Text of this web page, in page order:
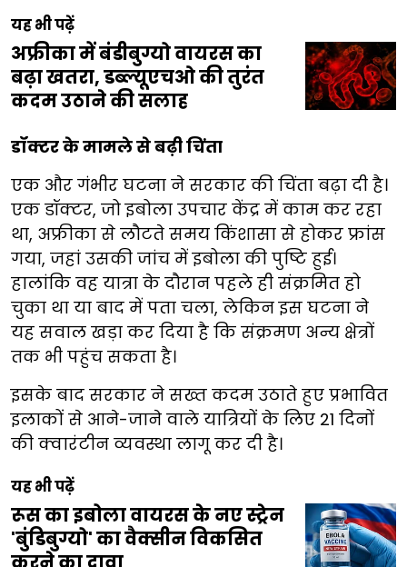
यह भी पढ़ें
अफ्रीका में बंडीबुग्यो वायरस का
बढ़ा खतरा, डब्ल्यूएचओ की तुरंत
कदम उठाने की सलाह
डॉक्टर के मामले से बढ़ी चिंता
एक और गंभीर घटना ने सरकार की चिंता बढ़ा दी है।
एक डॉक्टर, जो इबोला उपचार केंद्र में काम कर रहा
था, अफ्रीका से लौटते समय किंशासा से होकर फ्रांस
गया, जहां उसकी जांच में इबोला की पुष्टि हुई।
हालांकि वह यात्रा के दौरान पहले ही संक्रमित हो
चुका था या बाद में पता चला, लेकिन इस घटना ने
यह सवाल खड़ा कर दिया है कि संक्रमण अन्य क्षेत्रों
तक भी पहुंच सकता है।
इसके बाद सरकार ने सख्त कदम उठाते हुए प्रभावित
इलाकों से आने-जाने वाले यात्रियों के लिए 21 दिनों
की क्वारंटीन व्यवस्था लागू कर दी है।
यह भी पढ़ें
रूस का इबोला वायरस के नए स्ट्रेन
'बुंडिबुग्यो' का वैक्सीन विकसित